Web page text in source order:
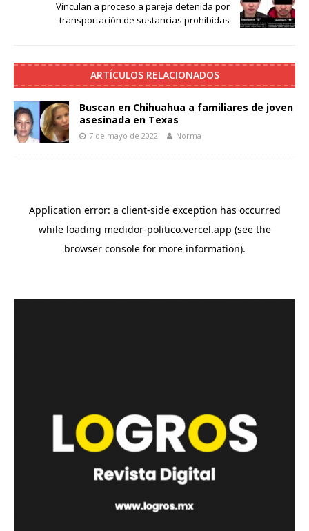
Vinculan a proceso a pareja detenida por
transportación de sustancias prohibidas
ARTÍCULOS RELACIONADOS
Buscan en Chihuahua a familiares de joven
asesinada en Texas
7 de mayo de 2022 Norma